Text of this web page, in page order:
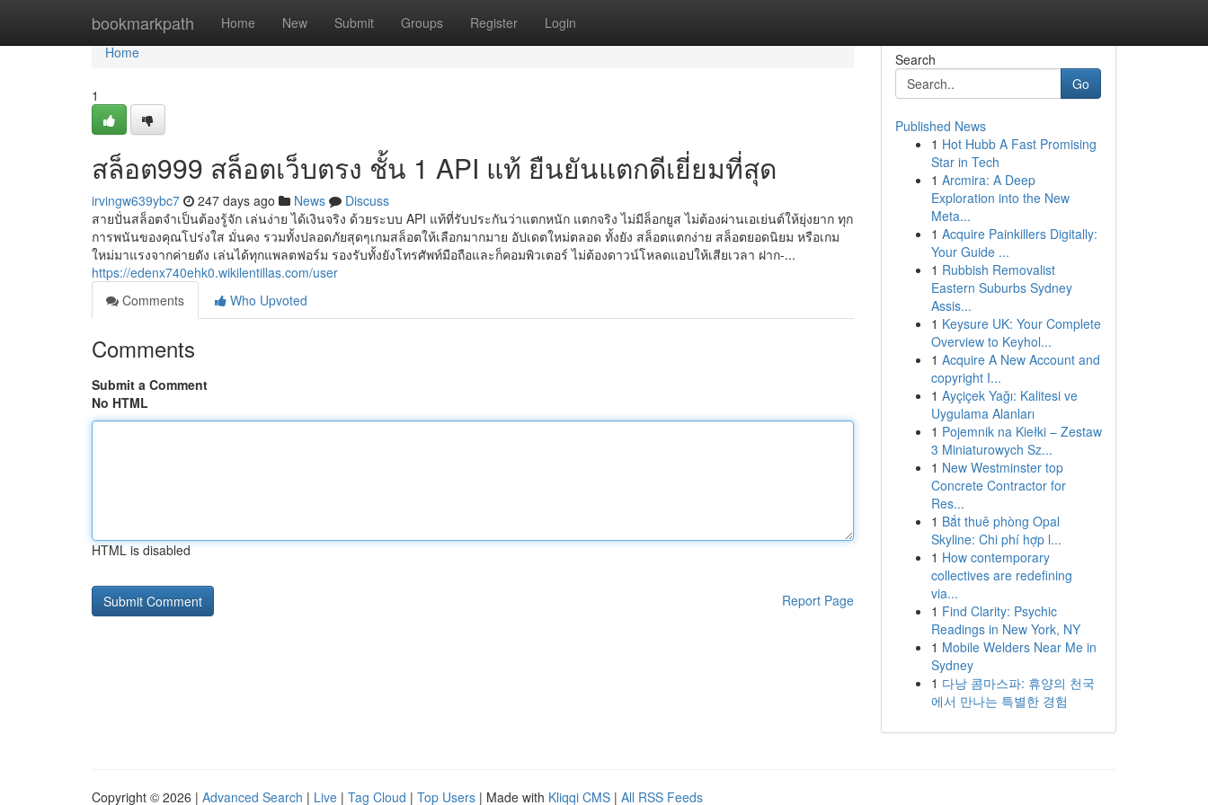
bookmarkpath Home New Submit Groups Register Login
Home
Home
1
สล็อต999 สล็อตเว็บตรง ชั้น 1 API แท้ ยืนยันแตกดีเยี่ยมที่สุด
irvingw639ybc7 247 days ago News
Discuss
สายปั่นสล็อตจำเป็นต้องรู้จัก เล่นง่าย ได้เงินจริง ด้วยระบบ API แท้ที่รับประกันว่าแตกหนัก แตกจริง ไม่มีล็อกยูส ไม่ต้องผ่านเอเย่นต์ให้ยุ่งยาก ทุก
การพนันของคุณโปร่งใส มั่นคง รวมทั้งปลอดภัยสุดๆเกมสล็อตให้เลือกมากมาย อัปเดตใหม่ตลอด ทั้งยัง สล็อตแตกง่าย สล็อตยอดนิยม หรือเกม
ใหม่มาแรงจากค่ายดัง เล่นได้ทุกแพลตฟอร์ม รองรับทั้งยังโทรศัพท์มือถือและก็คอมพิวเตอร์ ไม่ต้องดาวน์โหลดแอปให้เสียเวลา ฝาก-...
https://edenx740ehk0.wikilentillas.com/user
Comments
Who Upvoted
Comments
Submit a Comment
No HTML
HTML is disabled
Report Page
Search
Go
Published News
1 Hot Hubb A Fast Promising
Star in Tech
1 Arcmira: A Deep
Exploration into the New
Meta...
1 Acquire Painkillers Digitally:
Your Guide ...
1 Rubbish Removalist
Eastern Suburbs Sydney
Assis...
1 Keysure UK: Your Complete
Overview to Keyhol...
1 Acquire A New Account and
copyright I...
1 Ayçiçek Yağı: Kalitesi ve
Uygulama Alanları
1 Pojemnik na Kiełki – Zestaw
3 Miniaturowych Sz...
1 New Westminster top
Concrete Contractor for
Res...
1 Bắt thuê phòng Opal
Skyline: Chi phí hợp l...
1 How contemporary
collectives are redefining
via...
1 Find Clarity: Psychic
Readings in New York, NY
1 Mobile Welders Near Me in
Sydney
1 다낭 콤마스파: 휴양의 천국
에서 만나는 특별한 경험
Copyright © 2026 | Advanced Search | Live | Tag Cloud | Top Users | Made with Kliqqi CMS | All RSS Feeds